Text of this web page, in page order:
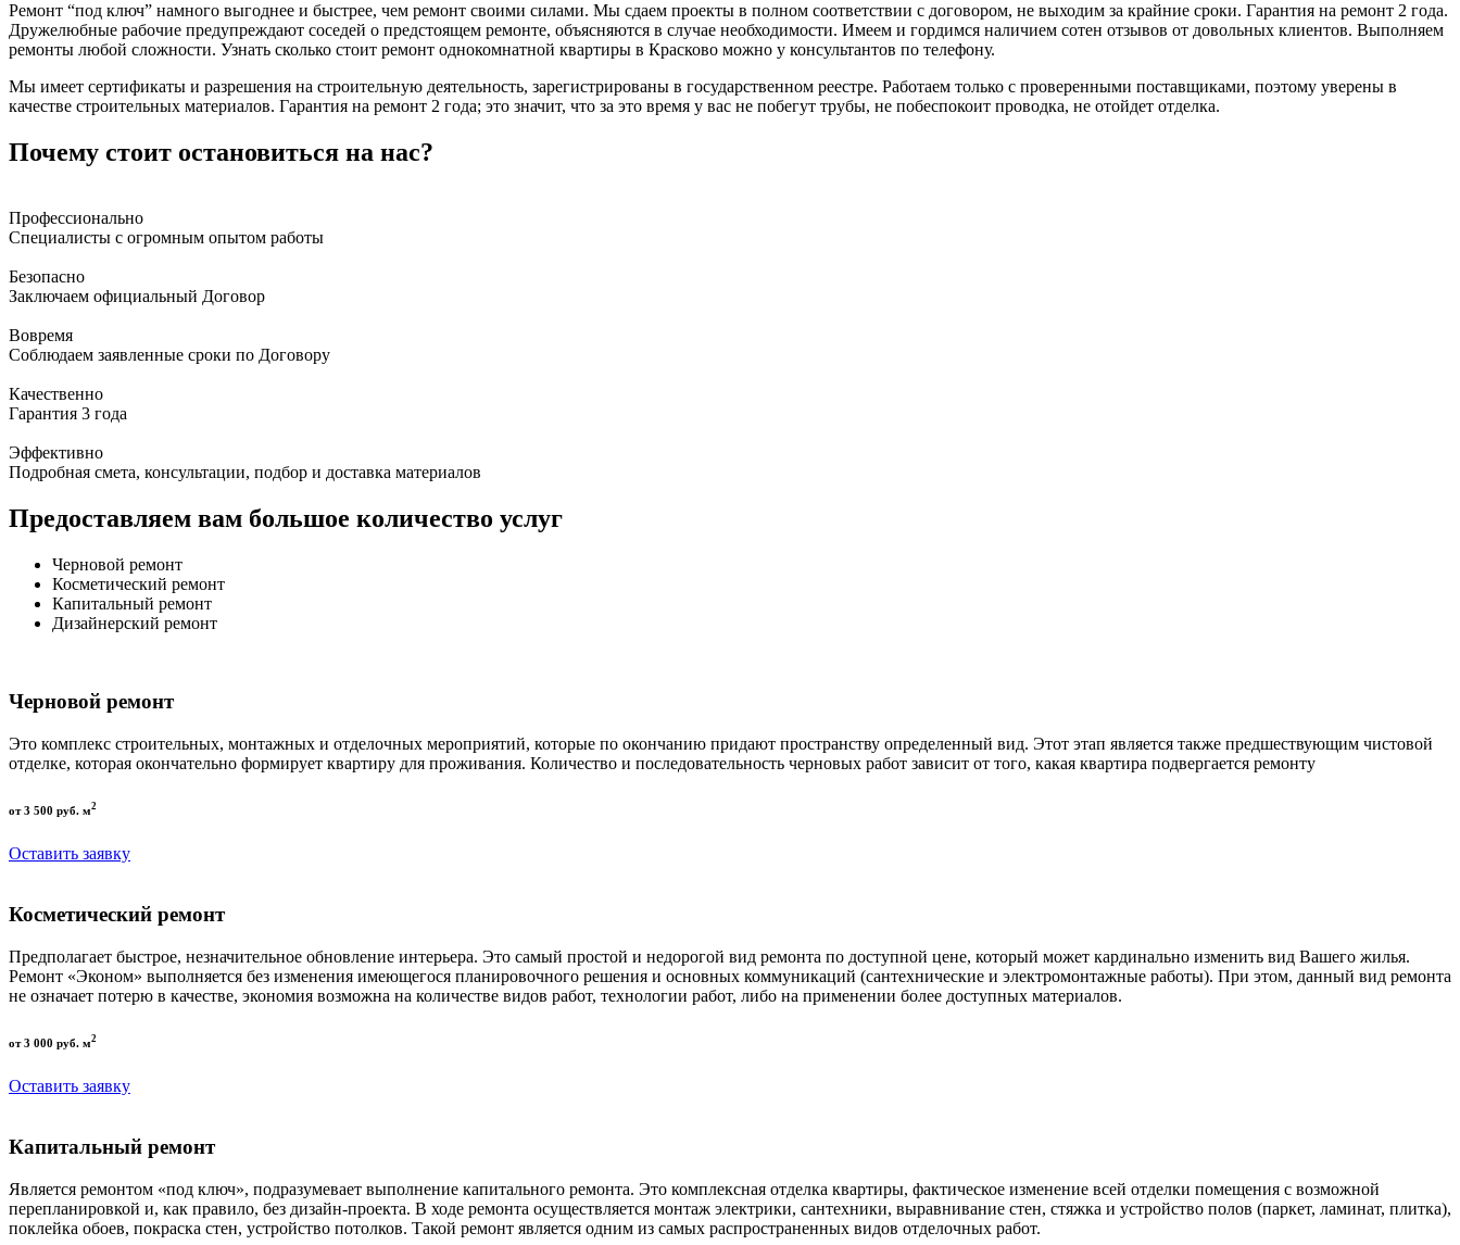
Ремонт “под ключ” намного выгоднее и быстрее, чем ремонт своими силами. Мы сдаем проекты в полном соответствии с договором, не выходим за крайние сроки. Гарантия на ремонт 2 года.
Дружелюбные рабочие предупреждают соседей о предстоящем ремонте, объясняются в случае необходимости. Имеем и гордимся наличием сотен отзывов от довольных клиентов. Выполняем
ремонты любой сложности. Узнать сколько стоит ремонт однокомнатной квартиры в Красково можно у консультантов по телефону.
Мы имеет сертификаты и разрешения на строительную деятельность, зарегистрированы в государственном реестре. Работаем только с проверенными поставщиками, поэтому уверены в
качестве строительных материалов. Гарантия на ремонт 2 года; это значит, что за это время у вас не побегут трубы, не побеспокоит проводка, не отойдет отделка.
Почему стоит остановиться на нас?
Профессионально
Специалисты с огромным опытом работы
Безопасно
Заключаем официальный Договор
Вовремя
Соблюдаем заявленные сроки по Договору
Качественно
Гарантия 3 года
Эффективно
Подробная смета, консультации, подбор и доставка материалов
Предоставляем вам большое количество услуг
Черновой ремонт
Косметический ремонт
Капитальный ремонт
Дизайнерский ремонт
Черновой ремонт
Это комплекс строительных, монтажных и отделочных мероприятий, которые по окончанию придают пространству определенный вид. Этот этап является также предшествующим чистовой
отделке, которая окончательно формирует квартиру для проживания. Количество и последовательность черновых работ зависит от того, какая квартира подвергается ремонту
от 3 500 руб. м2
Оставить заявку
Косметический ремонт
Предполагает быстрое, незначительное обновление интерьера. Это самый простой и недорогой вид ремонта по доступной цене, который может кардинально изменить вид Вашего жилья.
Ремонт «Эконом» выполняется без изменения имеющегося планировочного решения и основных коммуникаций (сантехнические и электромонтажные работы). При этом, данный вид ремонта
не означает потерю в качестве, экономия возможна на количестве видов работ, технологии работ, либо на применении более доступных материалов.
от 3 000 руб. м2
Оставить заявку
Капитальный ремонт
Является ремонтом «под ключ», подразумевает выполнение капитального ремонта. Это комплексная отделка квартиры, фактическое изменение всей отделки помещения с возможной
перепланировкой и, как правило, без дизайн-проекта. В ходе ремонта осуществляется монтаж электрики, сантехники, выравнивание стен, стяжка и устройство полов (паркет, ламинат, плитка),
поклейка обоев, покраска стен, устройство потолков. Такой ремонт является одним из самых распространенных видов отделочных работ.